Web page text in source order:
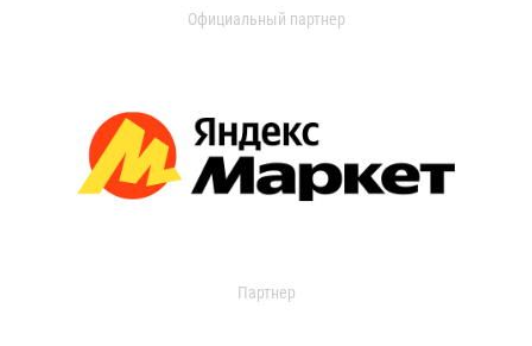
Официальный партнер
Партнер